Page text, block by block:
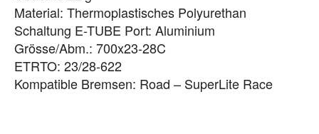
Material: Thermoplastisches Polyurethan
Schaltung E-TUBE Port: Aluminium
Grösse/Abm.: 700x23-28C
ETRTO: 23/28-622
Kompatible Bremsen: Road – SuperLite Race